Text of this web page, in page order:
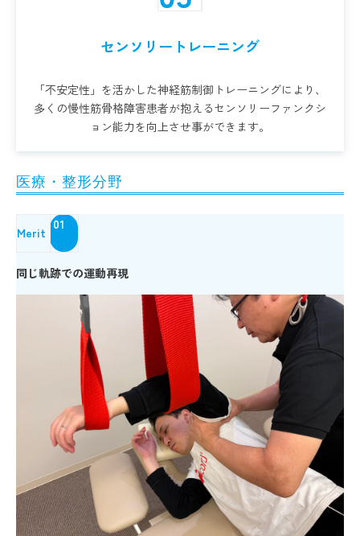
センソリートレーニング
「不安定性」を活かした神経筋制御トレーニングにより、
多くの慢性筋骨格障害患者が抱えるセンソリーファンクシ
ョン能力を向上させ事ができます。
医療・整形分野
Merit
01
同じ軌跡での運動再現